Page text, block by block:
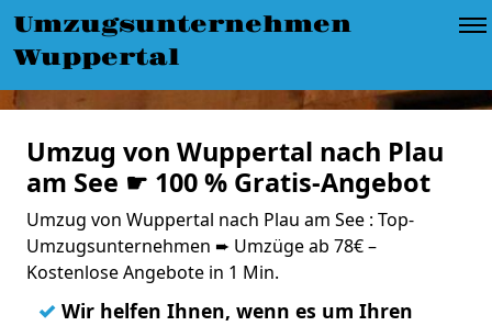
Umzugsunternehmen
Wuppertal
Umzug von Wuppertal nach Plau
am See ☛ 100 % Gratis-Angebot
Umzug von Wuppertal nach Plau am See : Top-
Umzugsunternehmen ➨ Umzüge ab 78€ –
Kostenlose Angebote in 1 Min.
✓ Wir helfen Ihnen, wenn es um Ihren